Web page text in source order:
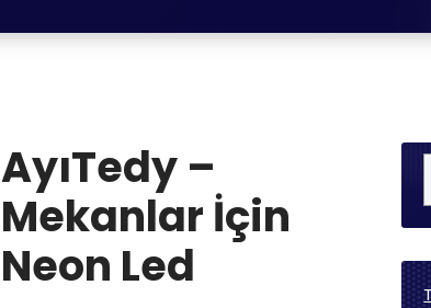
AyıTedy –
Mekanlar İçin
Neon Led